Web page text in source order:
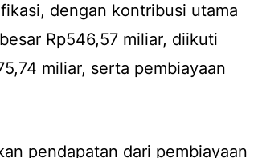
dengan kontribusi utama
Rp546,57 miliar, diikuti
miliar, serta pembiayaan
pendapatan dari pembiayaan